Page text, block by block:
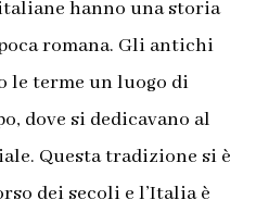
hanno una storia
romana. Gli antichi
le terme un luogo di
dove si dedicavano al
Questa tradizione si è
dei secoli e l’Italia è